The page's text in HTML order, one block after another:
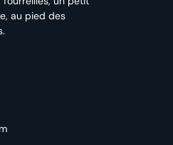
au pied des